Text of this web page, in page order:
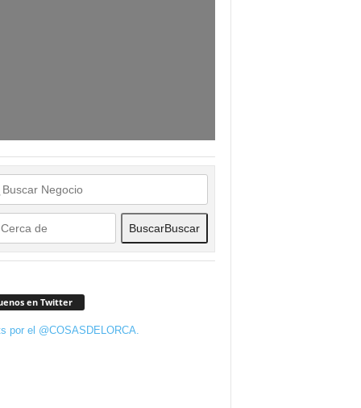
BuscarBuscar
en Twitter
por el @COSASDELORCA.